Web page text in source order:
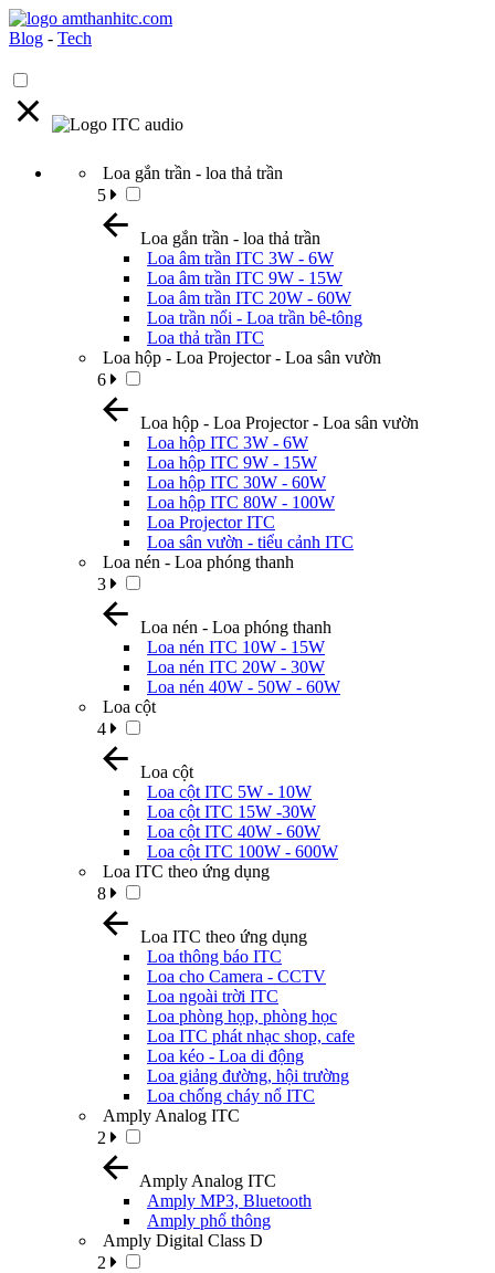
Blog - Tech
Loa gắn trần - loa thả trần
5
Loa gắn trần - loa thả trần
Loa âm trần ITC 3W - 6W
Loa âm trần ITC 9W - 15W
Loa âm trần ITC 20W - 60W
Loa trần nổi - Loa trần bê-tông
Loa thả trần ITC
Loa hộp - Loa Projector - Loa sân vườn
6
Loa hộp - Loa Projector - Loa sân vườn
Loa hộp ITC 3W - 6W
Loa hộp ITC 9W - 15W
Loa hộp ITC 30W - 60W
Loa hộp ITC 80W - 100W
Loa Projector ITC
Loa sân vườn - tiểu cảnh ITC
Loa nén - Loa phóng thanh
3
Loa nén - Loa phóng thanh
Loa nén ITC 10W - 15W
Loa nén ITC 20W - 30W
Loa nén 40W - 50W - 60W
Loa cột
4
Loa cột
Loa cột ITC 5W - 10W
Loa cột ITC 15W -30W
Loa cột ITC 40W - 60W
Loa cột ITC 100W - 600W
Loa ITC theo ứng dụng
8
Loa ITC theo ứng dụng
Loa thông báo ITC
Loa cho Camera - CCTV
Loa ngoài trời ITC
Loa phòng họp, phòng học
Loa ITC phát nhạc shop, cafe
Loa kéo - Loa di động
Loa giảng đường, hội trường
Loa chống cháy nổ ITC
Amply Analog ITC
2
Amply Analog ITC
Amply MP3, Bluetooth
Amply phổ thông
Amply Digital Class D
2